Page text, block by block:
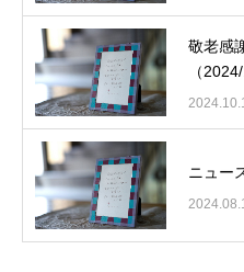
敬老感
（
ニュー